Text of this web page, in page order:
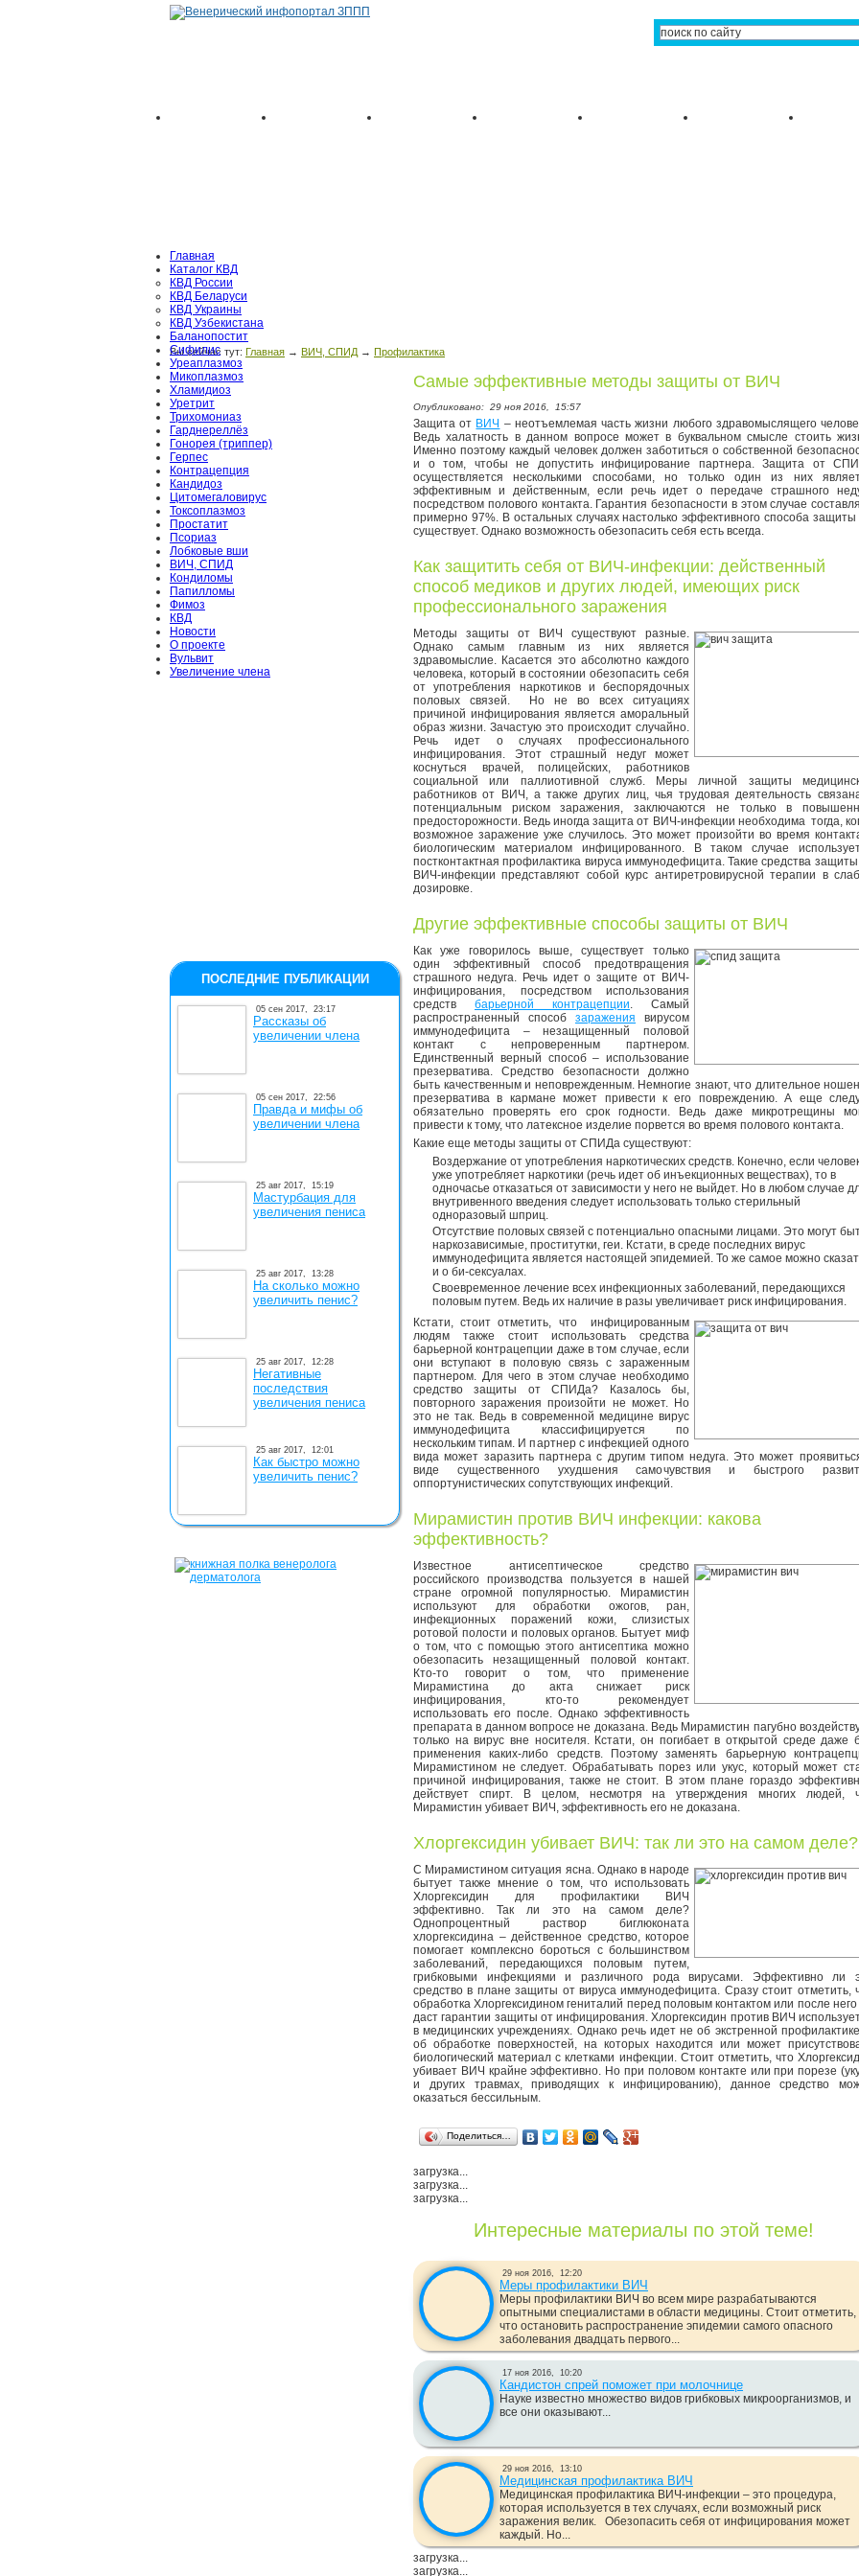
Главная
Каталог КВД
КВД России
КВД Беларуси
КВД Украины
КВД Узбекистана
Баланопостит
Сифилис
Уреаплазмоз
Микоплазмоз
Хламидиоз
Уретрит
Трихомониаз
Гарднереллёз
Гонорея (триппер)
Герпес
Контрацепция
Кандидоз
Цитомегаловирус
Токсоплазмоз
Простатит
Псориаз
Лобковые вши
ВИЧ, СПИД
Кондиломы
Папилломы
Фимоз
КВД
Новости
О проекте
Вульвит
Увеличение члена
Вы сейчас тут: Главная → ВИЧ, СПИД → Профилактика
Самые эффективные методы защиты от ВИЧ
Опубликовано: 29 ноя 2016, 15:57
Защита от ВИЧ – неотъемлемая часть жизни любого здравомыслящего
Ведь халатность в данном вопросе может в буквальном смысле стоить
Именно поэтому каждый человек должен заботиться о собственной
и о том, чтобы не допустить инфицирование партнера. Защита от
осуществляется несколькими способами, но только один из них
эффективным и действенным, если речь идет о передаче страшного
посредством полового контакта. Гарантия безопасности в этом случае
примерно 97%. В остальных случаях настолько эффективного способа защиты
существует. Однако возможность обезопасить себя есть всегда.
Как защитить себя от ВИЧ-инфекции: действенный
способ медиков и других людей, имеющих риск
профессионального заражения
Методы защиты от ВИЧ существуют разные.
Однако самым главным из них является
здравомыслие. Касается это абсолютно каждого
человека, который в состоянии обезопасить себя
от употребления наркотиков и беспорядочных
половых связей. Но не во всех ситуациях
причиной инфицирования является аморальный
образ жизни. Зачастую это происходит случайно.
Речь идет о случаях профессионального
инфицирования. Этот страшный недуг может
коснуться врачей, полицейских, работников
социальной или паллиотивной служб. Меры личной защиты
работников от ВИЧ, а также других лиц, чья трудовая деятельность
потенциальным риском заражения, заключаются не только в
предосторожности. Ведь иногда защита от ВИЧ-инфекции необходима тогда,
возможное заражение уже случилось. Это может произойти во время
биологическим материалом инфицированного. В таком случае
постконтактная профилактика вируса иммунодефицита. Такие средства
ВИЧ-инфекции представляют собой курс антиретровирусной терапии в
дозировке.
Другие эффективные способы защиты от ВИЧ
Как уже говорилось выше, существует только
один эффективный способ предотвращения
страшного недуга. Речь идет о защите от ВИЧ-
инфицирования, посредством использования
средств барьерной контрацепции. Самый
распространенный способ заражения вирусом
иммунодефицита – незащищенный половой
контакт с непроверенным партнером.
Единственный верный способ – использование
презерватива. Средство безопасности должно
быть качественным и неповрежденным. Немногие знают, что длительное
презерватива в кармане может привести к его повреждению. А еще
обязательно проверять его срок годности. Ведь даже микротрещины
привести к тому, что латексное изделие порвется во время полового контакта.
Какие еще методы защиты от СПИДа существуют:
Воздержание от употребления наркотических средств. Конечно, если
уже употребляет наркотики (речь идет об инъекционных веществах), то в
одночасье отказаться от зависимости у него не выйдет. Но в любом случае
внутривенного введения следует использовать только стерильный
одноразовый шприц.
Отсутствие половых связей с потенциально опасными лицами. Это могут
наркозависимые, проститутки, геи. Кстати, в среде последних вирус
иммунодефицита является настоящей эпидемией. То же самое можно
и о би-сексуалах.
Своевременное лечение всех инфекционных заболеваний, передающихся
половым путем. Ведь их наличие в разы увеличивает риск инфицирования.
Кстати, стоит отметить, что инфицированным
людям также стоит использовать средства
барьерной контрацепции даже в том случае, если
они вступают в половую связь с зараженным
партнером. Для чего в этом случае необходимо
средство защиты от СПИДа? Казалось бы,
повторного заражения произойти не может. Но
это не так. Ведь в современной медицине вирус
иммунодефицита классифицируется по
нескольким типам. И партнер с инфекцией одного
вида может заразить партнера с другим типом недуга. Это может
виде существенного ухудшения самочувствия и быстрого
оппортунистических сопутствующих инфекций.
Мирамистин против ВИЧ инфекции: какова
эффективность?
Известное антисептическое средство
российского производства пользуется в нашей
стране огромной популярностью. Мирамистин
используют для обработки ожогов, ран,
инфекционных поражений кожи, слизистых
ротовой полости и половых органов. Бытует миф
о том, что с помощью этого антисептика можно
обезопасить незащищенный половой контакт.
Кто-то говорит о том, что применение
Мирамистина до акта снижает риск
инфицирования, кто-то рекомендует
использовать его после. Однако эффективность
препарата в данном вопросе не доказана. Ведь Мирамистин пагубно
только на вирус вне носителя. Кстати, он погибает в открытой среде даже
применения каких-либо средств. Поэтому заменять барьерную
Мирамистином не следует. Обрабатывать порез или укус, который может
причиной инфицирования, также не стоит. В этом плане гораздо
действует спирт. В целом, несмотря на утверждения многих людей,
Мирамистин убивает ВИЧ, эффективность его не доказана.
Хлоргексидин убивает ВИЧ: так ли это на самом деле?
С Мирамистином ситуация ясна. Однако в народе
бытует также мнение о том, что использовать
Хлоргексидин для профилактики ВИЧ
эффективно. Так ли это на самом деле?
Однопроцентный раствор биглюконата
хлоргексидина – действенное средство, которое
помогает комплексно бороться с большинством
заболеваний, передающихся половым путем,
грибковыми инфекциями и различного рода вирусами. Эффективно ли
средство в плане защиты от вируса иммунодефицита. Сразу стоит отметить,
обработка Хлоргексидином гениталий перед половым контактом или после него
даст гарантии защиты от инфицирования. Хлоргексидин против ВИЧ
в медицинских учреждениях. Однако речь идет не об экстренной
об обработке поверхностей, на которых находится или может
биологический материал с клетками инфекции. Стоит отметить, что
убивает ВИЧ крайне эффективно. Но при половом контакте или при порезе
и других травмах, приводящих к инфицированию), данное средство
оказаться бессильным.
Поделиться…
загрузка...
загрузка...
загрузка...
Интересные материалы по этой теме!
29 ноя 2016, 12:20
Меры профилактики ВИЧ
Меры профилактики ВИЧ во всем мире разрабатываются
опытными специалистами в области медицины. Стоит отметить,
что остановить распространение эпидемии самого опасного
заболевания двадцать первого...
17 ноя 2016, 10:20
Кандистон спрей поможет при молочнице
Науке известно множество видов грибковых микроорганизмов, и
все они оказывают...
29 ноя 2016, 13:10
Медицинская профилактика ВИЧ
Медицинская профилактика ВИЧ-инфекции – это процедура,
которая используется в тех случаях, если возможный риск
заражения велик. Обезопасить себя от инфицирования может
каждый. Но...
загрузка...
загрузка...
ПОСЛЕДНИЕ ПУБЛИКАЦИИ
05 сен 2017, 23:17
Рассказы об
увеличении члена
05 сен 2017, 22:56
Правда и мифы об
увеличении члена
25 авг 2017, 15:19
Мастурбация для
увеличения пениса
25 авг 2017, 13:28
На сколько можно
увеличить пенис?
25 авг 2017, 12:28
Негативные
последствия
увеличения пениса
25 авг 2017, 12:01
Как быстро можно
увеличить пенис?